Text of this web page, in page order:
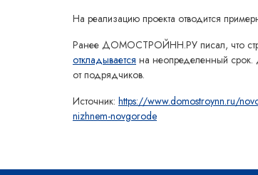
На реализацию проекта отводится
Ранее ДОМОСТРОЙНН.РУ писал, что
откладывается на неопределенный срок.
от подрядчиков.
Источник: https://www.domostroynn.ru/
nizhnem-novgorode